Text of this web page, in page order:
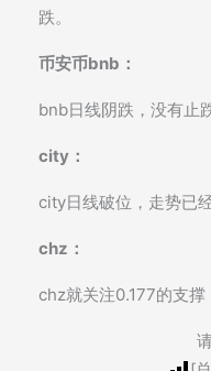
跌。
币安币bnb：
bnb日线阴跌，没有止
city：
city日线破位，走势已
chz：
chz就关注0.177的支撑